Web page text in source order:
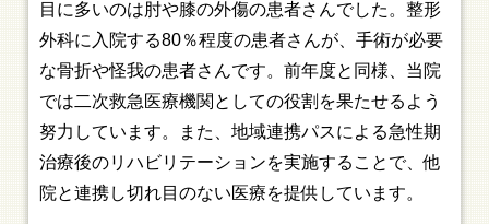
目に多いのは肘や膝の外傷の患者さんでした。整形
外科に入院する80％程度の患者さんが、手術が必要
な骨折や怪我の患者さんです。前年度と同様、当院
では二次救急医療機関としての役割を果たせるよう
努力しています。また、地域連携パスによる急性期
治療後のリハビリテーションを実施することで、他
院と連携し切れ目のない医療を提供しています。